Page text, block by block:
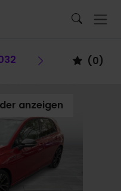
Fahrzeug Vorheriges
(0)
anzeigen